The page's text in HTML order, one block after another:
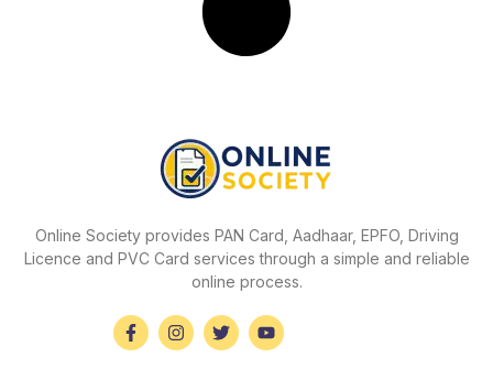
Online Society provides PAN Card, Aadhaar, EPFO, Driving
Licence and PVC Card services through a simple and reliable
online process.